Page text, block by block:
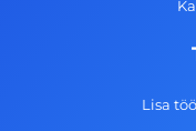
Lisa